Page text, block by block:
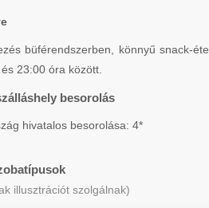
büférendszerben, könnyű snack-
23:00 óra között.
besorolás
hivatalos besorolása: 4*
illusztrációt szolgálnak)